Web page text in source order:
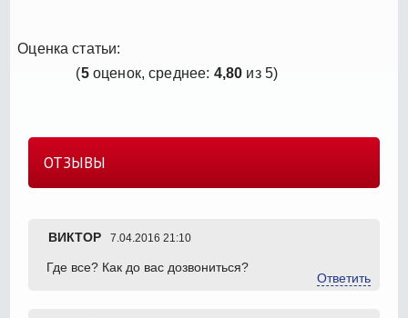
Оценка статьи:
(5оценок, среднее: 4,80 из 5)
ОТЗЫВЫ
ВИКТОР 7.04.2016 21:10
Где все? Как до вас дозвониться?
Ответить